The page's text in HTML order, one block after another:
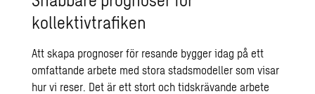
kollektivtrafiken
Att skapa prognoser för resande bygger idag på ett
omfattande arbete med stora stadsmodeller som visar
hur vi reser. Det är ett stort och tidskrävande arbete